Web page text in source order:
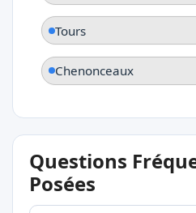
Tours
Chenonceaux
Questions
Posées